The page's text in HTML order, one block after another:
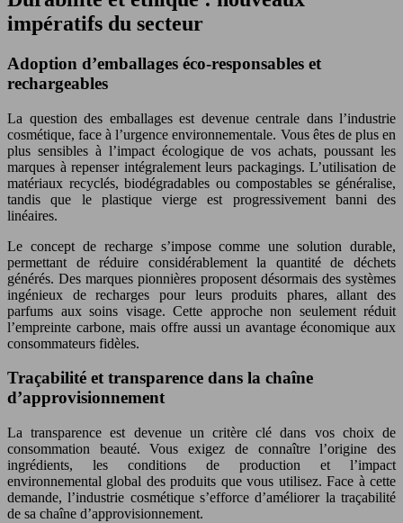
impératifs du secteur
Adoption d’emballages éco-responsables et
rechargeables
La question des emballages est devenue centrale dans l’industrie
cosmétique, face à l’urgence environnementale. Vous êtes de plus en
plus sensibles à l’impact écologique de vos achats, poussant les
marques à repenser intégralement leurs packagings. L’utilisation de
matériaux recyclés, biodégradables ou compostables se généralise,
tandis que le plastique vierge est progressivement banni des
linéaires.
Le concept de recharge s’impose comme une solution durable,
permettant de réduire considérablement la quantité de déchets
générés. Des marques pionnières proposent désormais des systèmes
ingénieux de recharges pour leurs produits phares, allant des
parfums aux soins visage. Cette approche non seulement réduit
l’empreinte carbone, mais offre aussi un avantage économique aux
consommateurs fidèles.
Traçabilité et transparence dans la chaîne
d’approvisionnement
La transparence est devenue un critère clé dans vos choix de
consommation beauté. Vous exigez de connaître l’origine des
ingrédients, les conditions de production et l’impact
environnemental global des produits que vous utilisez. Face à cette
demande, l’industrie cosmétique s’efforce d’améliorer la traçabilité
de sa chaîne d’approvisionnement.